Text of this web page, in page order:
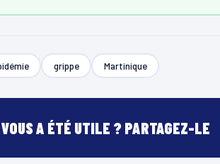
grippe Martinique
A ÉTÉ UTILE ? PARTAGEZ-LE